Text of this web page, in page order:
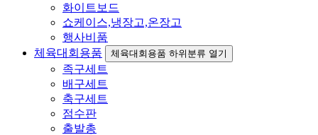
화이트보드
쇼케이스,냉장고,온장고
행사비품
체육대회용품
체육대회용품 하위분류 열기
족구세트
배구세트
축구세트
점수판
출발총